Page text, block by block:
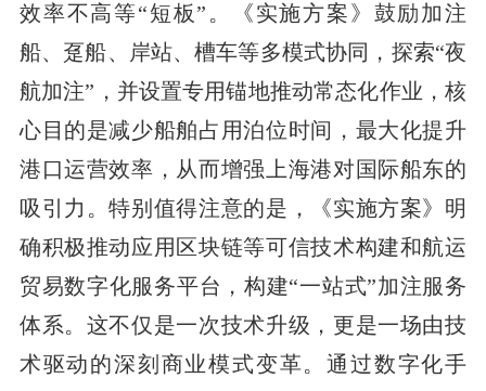
效率不高等“短板”。《实施方案》鼓励加注
船、趸船、岸站、槽车等多模式协同，探索“夜
航加注”，并设置专用锚地推动常态化作业，核
心目的是减少船舶占用泊位时间，最大化提升
港口运营效率，从而增强上海港对国际船东的
吸引力。特别值得注意的是，《实施方案》明
确积极推动应用区块链等可信技术构建和航运
贸易数字化服务平台，构建“一站式”加注服务
体系。这不仅是一次技术升级，更是一场由技
术驱动的深刻商业模式变革。通过数字化手